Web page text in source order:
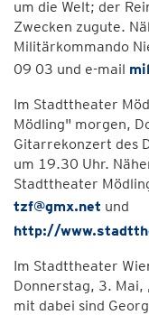
um die Welt; der
Zwecken zugute.
Militärkommando
09 03 und e-mail
Im Stadttheater
Mödling" morgen,
Gitarrekonzert des
um 19.30 Uhr.
Stadttheater
tzf@gmx.net und
http://
Im Stadttheater
Donnerstag, 3.
mit dabei sind